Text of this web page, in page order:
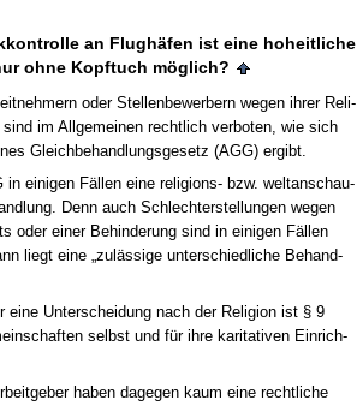
an Flughäfen ist ei­ne ho­heit­li­che
oh­ne Kopf­tuch möglich?
oder Stel­len­be­wer­bern we­gen ih­rer Re­li­
im All­ge­mei­nen recht­lich ver­bo­ten, wie sich
Gleich­be­hand­lungs­ge­setz (AGG) er­gibt.
in ei­ni­gen Fällen ei­ne re­li­gi­ons- bzw. welt­an­schau­
Denn auch Schlech­ter­stel­lun­gen we­gen
oder ei­ner Be­hin­de­rung sind in ei­ni­gen Fällen
liegt ei­ne „zulässi­ge un­ter­schied­li­che Be­hand­
ei­ne Un­ter­schei­dung nach der Re­li­gi­on ist § 9
selbst und für ih­re ka­ri­ta­ti­ven Ein­rich­
ha­ben da­ge­gen kaum ei­ne recht­li­che